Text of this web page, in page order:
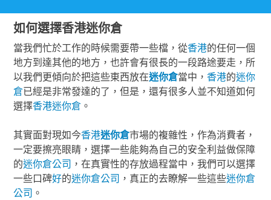
如何選擇香港迷你倉
當我們忙於工作的時候需要帶一些檔，從香港的任何一個
地方到達其他的地方，也許會有很長的一段路途要走，所
以我們更傾向於把這些東西放在迷你倉當中，香港的迷你
倉已經是非常發達的了，但是，還有很多人並不知道如何
選擇香港迷你倉 。
其實面對現如今香港迷你倉市場的複雜性，作為消費者，
一定要擦亮眼睛，選擇一些能夠為自己的安全利益做保障
的迷你倉公司 ，在真實性的存放過程當中，我們可以選擇
一些口碑好的迷你倉公司 ，真正的去瞭解一些這些迷你倉
公司 。